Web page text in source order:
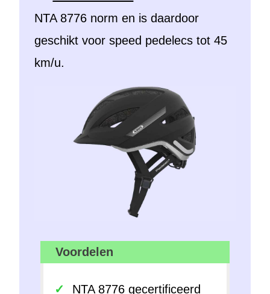
NTA 8776 norm en is daardoor
geschikt voor speed pedelecs tot 45
km/u.
Voordelen
NTA 8776 gecertificeerd